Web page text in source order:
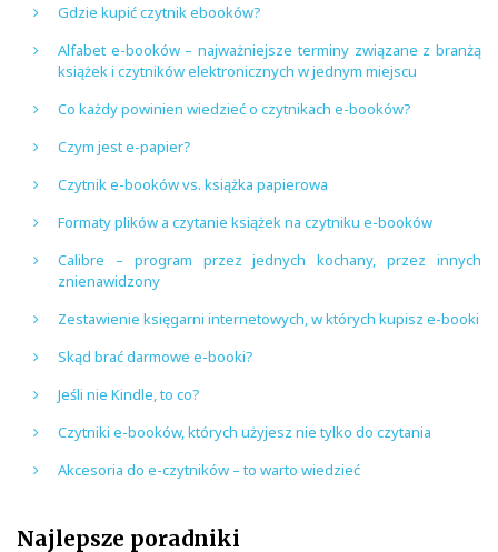
Gdzie kupić czytnik ebooków?
Alfabet e-booków – najważniejsze terminy związane z branżą
książek i czytników elektronicznych w jednym miejscu
Co każdy powinien wiedzieć o czytnikach e-booków?
Czym jest e-papier?
Czytnik e-booków vs. książka papierowa
Formaty plików a czytanie książek na czytniku e-booków
Calibre – program przez jednych kochany, przez innych
znienawidzony
Zestawienie księgarni internetowych, w których kupisz e-booki
Skąd brać darmowe e-booki?
Jeśli nie Kindle, to co?
Czytniki e-booków, których użyjesz nie tylko do czytania
Akcesoria do e-czytników – to warto wiedzieć
Najlepsze poradniki